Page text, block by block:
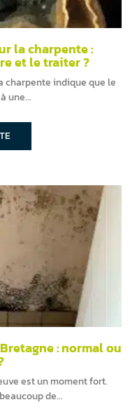
la charpente :
et le traiter ?
charpente indique que le
une
: normal ou
est un moment fort.
de